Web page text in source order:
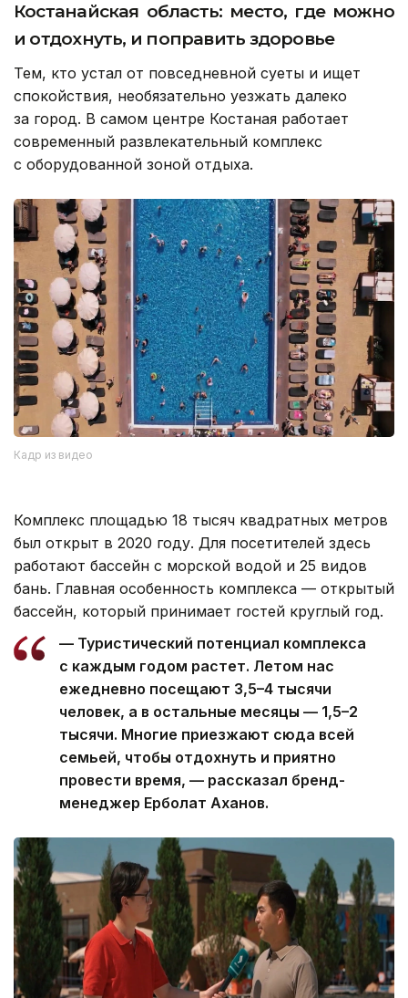
Костанайская область: место, где можно
и отдохнуть, и поправить здоровье
Тем, кто устал от повседневной суеты и ищет
спокойствия, необязательно уезжать далеко
за город. В самом центре Костаная работает
современный развлекательный комплекс
с оборудованной зоной отдыха.
Кадр из видео
Комплекс площадью 18 тысяч квадратных метров
был открыт в 2020 году. Для посетителей здесь
работают бассейн с морской водой и 25 видов
бань. Главная особенность комплекса — открытый
бассейн, который принимает гостей круглый год.
— Туристический потенциал комплекса
с каждым годом растет. Летом нас
ежедневно посещают 3,5–4 тысячи
человек, а в остальные месяцы — 1,5–2
тысячи. Многие приезжают сюда всей
семьей, чтобы отдохнуть и приятно
провести время, — рассказал бренд-
менеджер Ерболат Аханов.